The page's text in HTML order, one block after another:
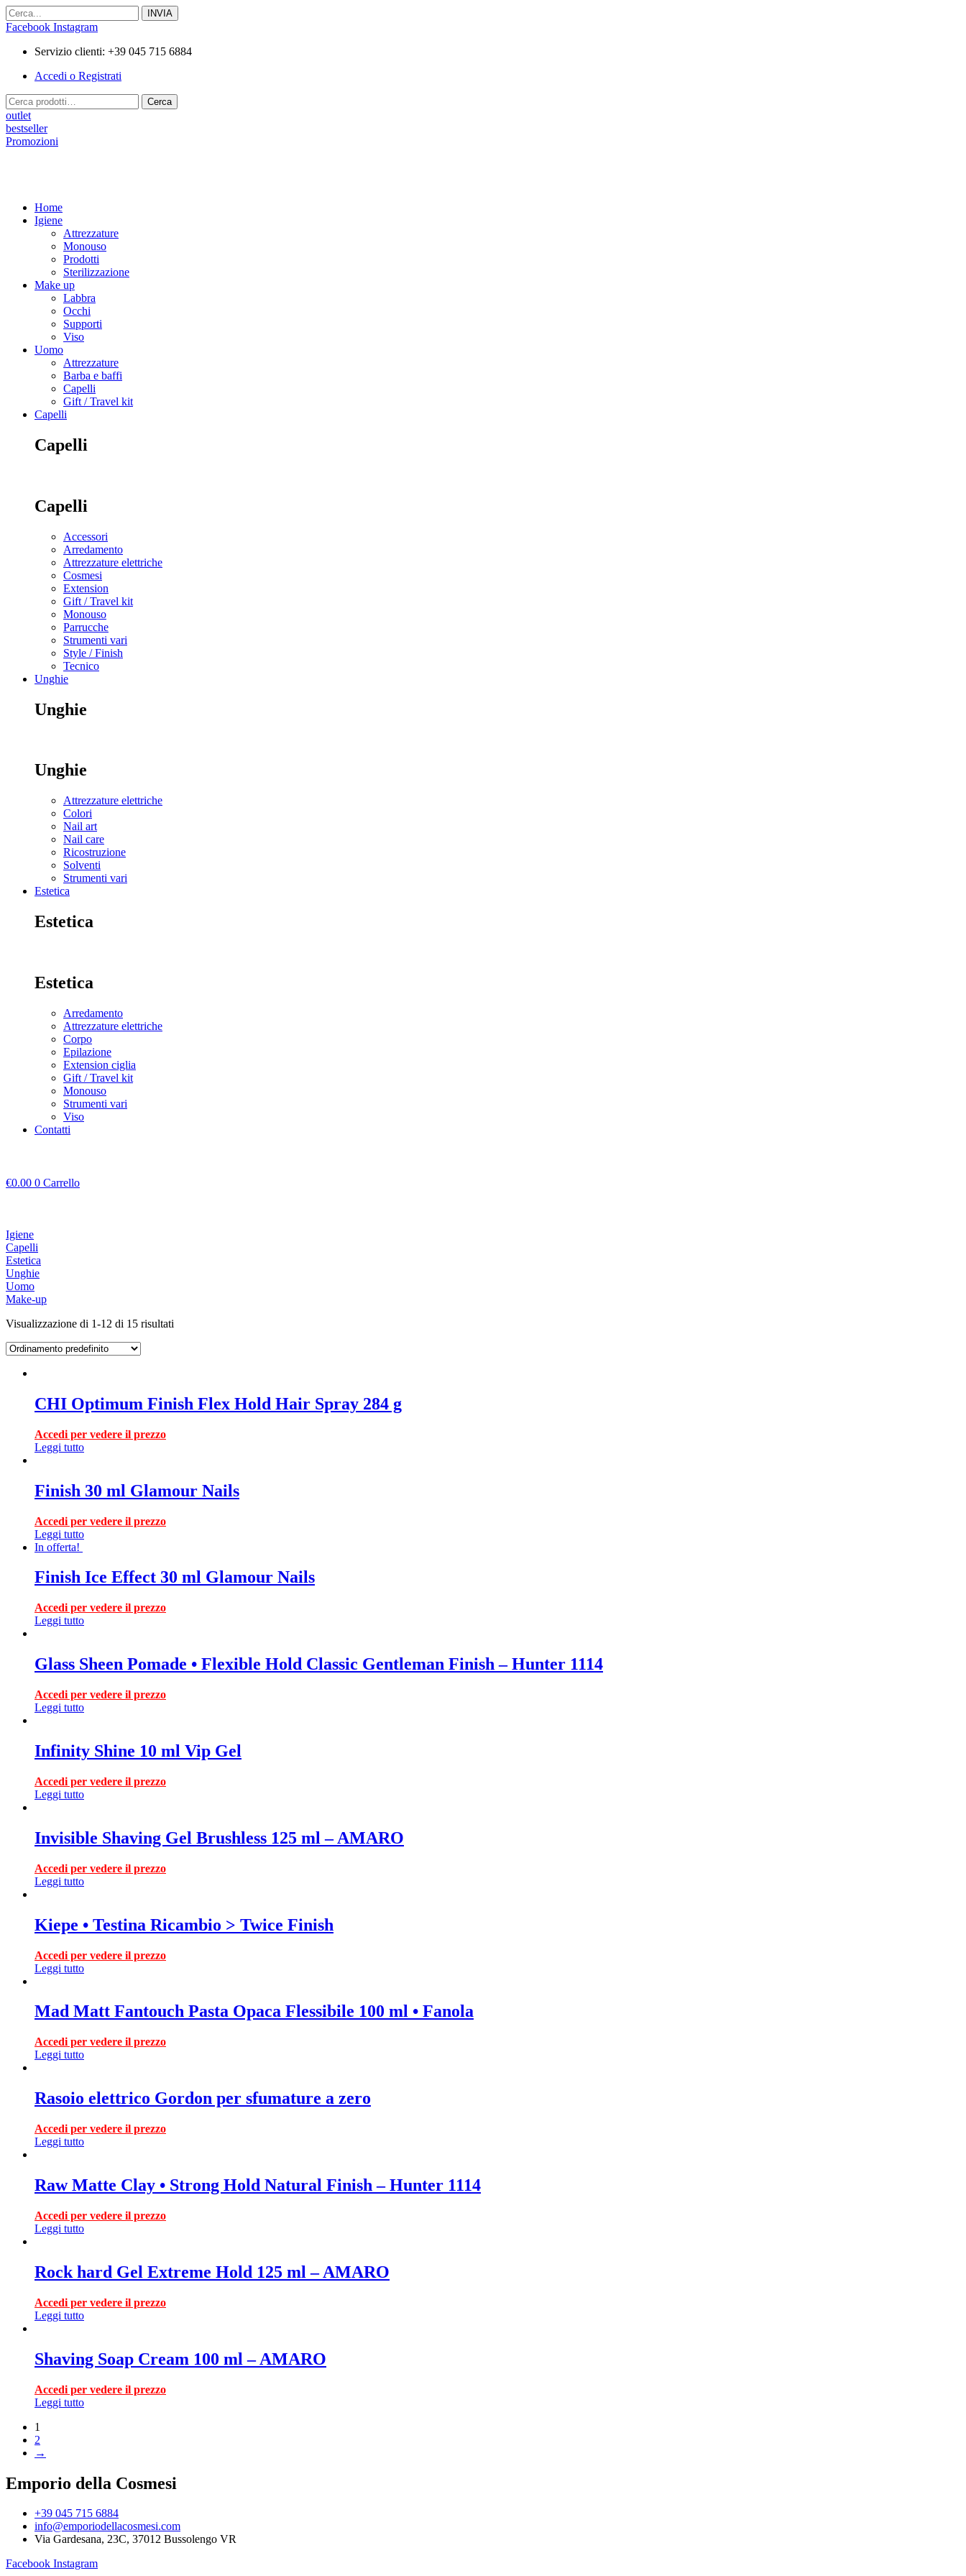
Vai
al
Facebook Instagram
Servizio clienti: +39 045 715 6884
Accedi o Registrati
Cerca:
Cerca
outlet
bestseller
Promozioni
Home
Igiene
Attrezzature
Monouso
Prodotti
Sterilizzazione
Make up
Labbra
Occhi
Supporti
Viso
Uomo
Attrezzature
Barba e baffi
Capelli
Gift / Travel kit
Capelli
Capelli
Capelli
Accessori
Arredamento
Attrezzature elettriche
Cosmesi
Extension
Gift / Travel kit
Monouso
Parrucche
Strumenti vari
Style / Finish
Tecnico
Unghie
Unghie
Unghie
Attrezzature elettriche
Colori
Nail art
Nail care
Ricostruzione
Solventi
Strumenti vari
Estetica
Estetica
Estetica
Arredamento
Attrezzature elettriche
Corpo
Epilazione
Extension ciglia
Gift / Travel kit
Monouso
Strumenti vari
Viso
Contatti
€0.00 0 Carrello
Igiene
Capelli
Estetica
Unghie
Uomo
Make-up
Visualizzazione di 1-12 di 15 risultati
CHI Optimum Finish Flex Hold Hair Spray 284 g
Accedi per vedere il prezzo
Leggi tutto
Finish 30 ml Glamour Nails
Accedi per vedere il prezzo
Leggi tutto
In offerta!
Finish Ice Effect 30 ml Glamour Nails
Accedi per vedere il prezzo
Leggi tutto
Glass Sheen Pomade • Flexible Hold Classic Gentleman Finish – Hunter 1114
Accedi per vedere il prezzo
Leggi tutto
Infinity Shine 10 ml Vip Gel
Accedi per vedere il prezzo
Leggi tutto
Invisible Shaving Gel Brushless 125 ml – AMARO
Accedi per vedere il prezzo
Leggi tutto
Kiepe • Testina Ricambio > Twice Finish
Accedi per vedere il prezzo
Leggi tutto
Mad Matt Fantouch Pasta Opaca Flessibile 100 ml • Fanola
Accedi per vedere il prezzo
Leggi tutto
Rasoio elettrico Gordon per sfumature a zero
Accedi per vedere il prezzo
Leggi tutto
Raw Matte Clay • Strong Hold Natural Finish – Hunter 1114
Accedi per vedere il prezzo
Leggi tutto
Rock hard Gel Extreme Hold 125 ml – AMARO
Accedi per vedere il prezzo
Leggi tutto
Shaving Soap Cream 100 ml – AMARO
Accedi per vedere il prezzo
Leggi tutto
1
2
→
Emporio della Cosmesi
+39 045 715 6884
info@emporiodellacosmesi.com
Via Gardesana, 23C, 37012 Bussolengo VR
Facebook Instagram